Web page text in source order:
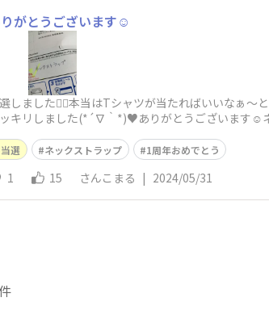
がとうございます☺️
しました🙇‍♀️本当はTシャツが当たればいいなぁ
キリしました(*´∇｀*)♥️ありがとうございます☺️
当選 ネックストラップ 1周年おめでとう
1 15 さんこまる | 2024/05/31